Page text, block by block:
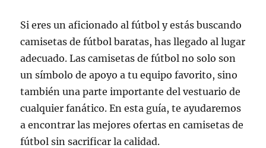
Si eres un aficionado al fútbol y estás buscando
camisetas de fútbol baratas, has llegado al lugar
adecuado. Las camisetas de fútbol no solo son
un símbolo de apoyo a tu equipo favorito, sino
también una parte importante del vestuario de
cualquier fanático. En esta guía, te ayudaremos
a encontrar las mejores ofertas en camisetas de
fútbol sin sacrificar la calidad.